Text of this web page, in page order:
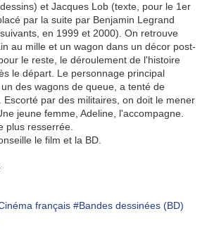
et Jacques Lob (texte, pour le 1er
par la suite par Benjamin Legrand
en 1999 et 2000). On retrouve
au mille et un wagon dans un décor post-
le reste, le déroulement de l'histoire
le départ. Le personnage principal
des wagons de queue, a tenté de
par des militaires, on doit le mener
jeune femme, Adeline, l'accompagne.
plus resserrée.
le film et la BD.
français #Bandes dessinées (BD)